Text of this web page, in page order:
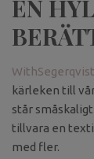
EN
WithSegerqvist
kärleken till
står
tillvara en
med fler.